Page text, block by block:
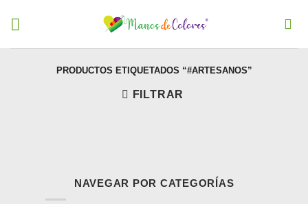
PRODUCTOS ETIQUETADOS “#ARTESANOS”
FILTRAR
NAVEGAR POR CATEGORÍAS